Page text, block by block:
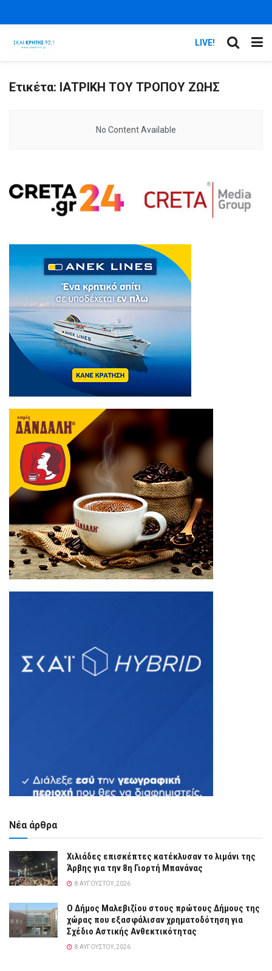
LIVE!
Ετικέτα: ΙΑΤΡΙΚΗ ΤΟΥ ΤΡΟΠΟΥ ΖΩΗΣ
No Content Available
Νέα άρθρα
Χιλιάδες επισκέπτες κατέκλυσαν το λιμάνι της
Άρβης για την 8η Γιορτή Μπανάνας
8 ΑΥΓΟΎΣΤΟΥ, 2026
Ο Δήμος Μαλεβιζίου στους πρώτους Δήμους της
χώρας που εξασφάλισαν χρηματοδότηση για
Σχέδιο Αστικής Ανθεκτικότητας
8 ΑΥΓΟΎΣΤΟΥ, 2026